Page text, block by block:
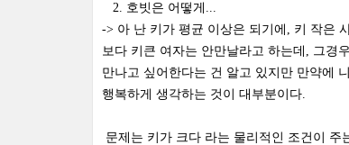
2. 호빗은 어떻게...
-> 아 난 키가 평균 이상은 되기에, 키 작은
보다 키큰 여자는 안만날라고 하는데, 그경
만나고 싶어한다는 건 알고 있지만 만약에
행복하게 생각하는 것이 대부분이다.
문제는 키가 크다 라는 물리적인 조건이